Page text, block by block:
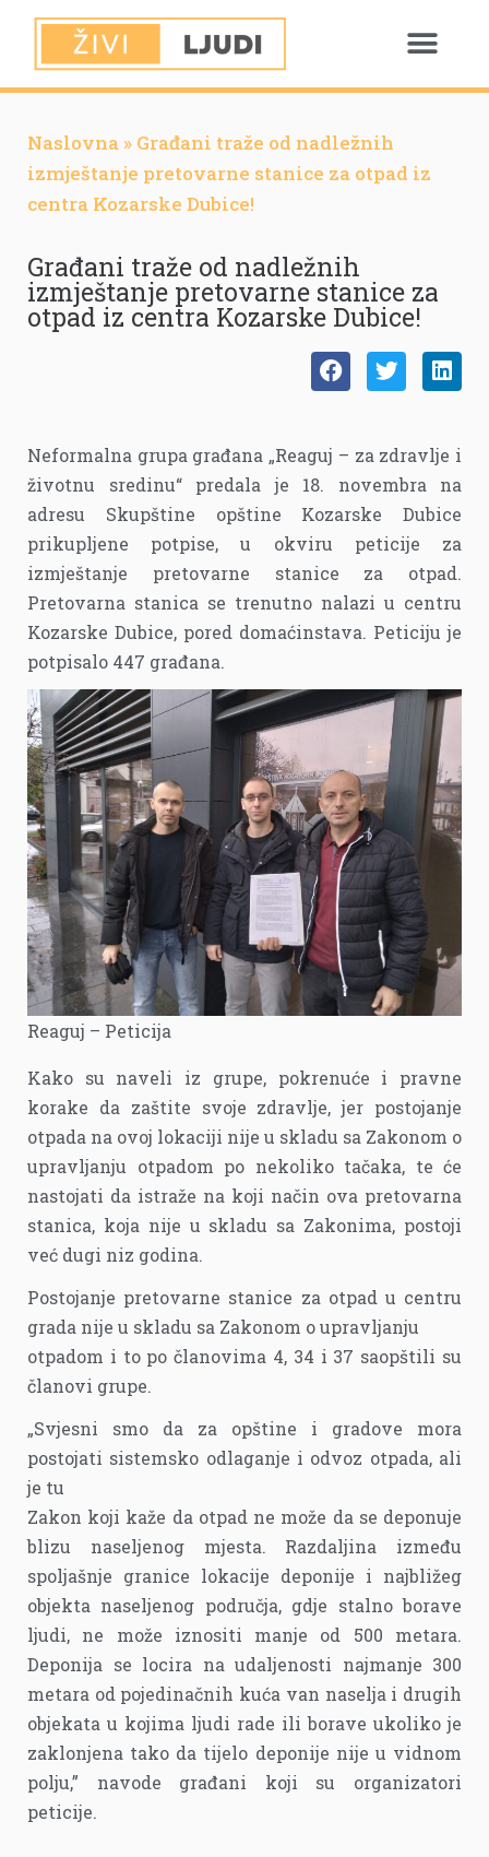
Naslovna » Građani traže od nadležnih
izmještanje pretovarne stanice za otpad iz
centra Kozarske Dubice!
Građani traže od nadležnih
izmještanje pretovarne stanice za
otpad iz centra Kozarske Dubice!
Neformalna grupa građana „Reaguj – za zdravlje i
životnu sredinu“ predala je 18. novembra na
adresu Skupštine opštine Kozarske Dubice
prikupljene potpise, u okviru peticije za
izmještanje pretovarne stanice za otpad.
Pretovarna stanica se trenutno nalazi u centru
Kozarske Dubice, pored domaćinstava. Peticiju je
potpisalo 447 građana.
Reaguj – Peticija
Kako su naveli iz grupe, pokrenuće i pravne
korake da zaštite svoje zdravlje, jer postojanje
otpada na ovoj lokaciji nije u skladu sa Zakonom o
upravljanju otpadom po nekoliko tačaka, te će
nastojati da istraže na koji način ova pretovarna
stanica, koja nije u skladu sa Zakonima, postoji
već dugi niz godina.
Postojanje pretovarne stanice za otpad u centru
grada nije u skladu sa Zakonom o upravljanju
otpadom i to po članovima 4, 34 i 37 saopštili su
članovi grupe.
„Svjesni smo da za opštine i gradove mora
postojati sistemsko odlaganje i odvoz otpada, ali
je tu
Zakon koji kaže da otpad ne može da se deponuje
blizu naseljenog mjesta. Razdaljina između
spoljašnje granice lokacije deponije i najbližeg
objekta naseljenog područja, gdje stalno borave
ljudi, ne može iznositi manje od 500 metara.
Deponija se locira na udaljenosti najmanje 300
metara od pojedinačnih kuća van naselja i drugih
objekata u kojima ljudi rade ili borave ukoliko je
zaklonjena tako da tijelo deponije nije u vidnom
polju,” navode građani koji su organizatori
peticije.